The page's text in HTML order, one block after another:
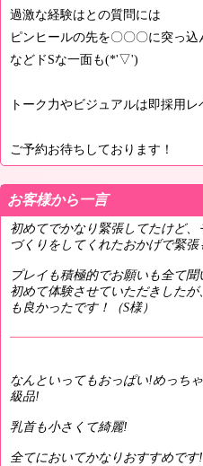
過激な経験はとの質問には
ピンヒールの先を〇〇〇に突っ込
などドSな一面も(*'▽')
トーク力やビジュアルは即採用
ご予約お待ちしております！
お客様から一言
初めてでかなり緊張してたけど
づくりをしてくれたおかげで緊
プレイも積極的でお願いも全て
初めて体験させていただきした
も良かったです！（S様）
なんといってもおっぱい!めっち
級品!
乳首も小さくて綺麗!
全てにおいてかなりおすすめです!